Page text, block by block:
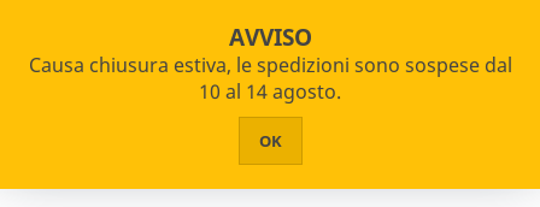
Pagamenti Rateizzabili

PRODOTTI
Robot Pulizia
AVVISO
Causa chiusura estiva, le spedizioni sono sospese dal
10 al 14 agosto.
OK